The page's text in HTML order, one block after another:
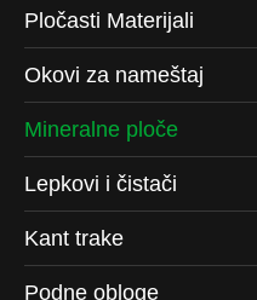
Pločasti Materijali
Okovi za nameštaj
Mineralne ploče
Lepkovi i čistači
Kant trake
Podne obloge